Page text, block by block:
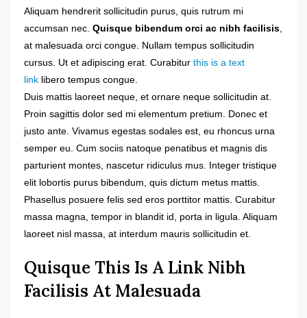
Aliquam hendrerit sollicitudin purus, quis rutrum mi
accumsan nec. Quisque bibendum orci ac nibh facilisis
at malesuada orci congue. Nullam tempus sollicitudin
cursus. Ut et adipiscing erat. Curabitur this is a text
link libero tempus congue.
Duis mattis laoreet neque, et ornare neque sollicitudin at.
Proin sagittis dolor sed mi elementum pretium. Donec et
justo ante. Vivamus egestas sodales est, eu rhoncus urna
semper eu. Cum sociis natoque penatibus et magnis dis
parturient montes, nascetur ridiculus mus. Integer tristique
elit lobortis purus bibendum, quis dictum metus mattis.
Phasellus posuere felis sed eros porttitor mattis. Curabitur
massa magna, tempor in blandit id, porta in ligula. Aliquam
laoreet nisl massa, at interdum mauris sollicitudin et.
Quisque This Is A Link Nibh
Facilisis At Malesuada